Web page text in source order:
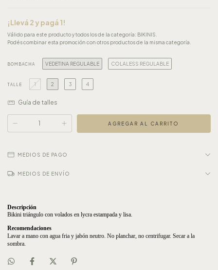
¡Llevá 2 y pagá 1!
Válido para este producto y todos los de la categoría: BIKINIS.
Podés combinar esta promoción con otros productos de la misma categoría.
BOMBACHA VEDETINA REGULABLE COLALESS REGULABLE
TALLE 1 2 3 4
Guía de talles
MEDIOS DE PAGO
MEDIOS DE ENVÍO
Descripción
Bikini triángulo con volados en lycra estampada y lisa.
Recomendaciones
Lavar a mano con agua fria y jabón neutro. No planchar, no centrifugar. Secar a la
sombra.